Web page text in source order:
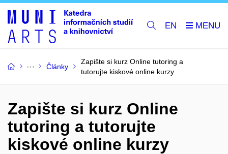
EN
Články
Zapište si kurz Online tutoring a
tutorujte kiskové online kurzy
Zapište si kurz Online
tutoring a tutorujte
kiskové online kurzy